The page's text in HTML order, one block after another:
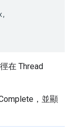
,
在 Thread
，並顯